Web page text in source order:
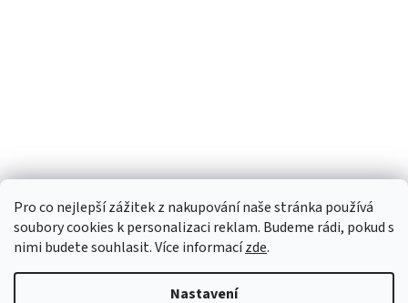
Pro co nejlepší zážitek z nakupování naše stránka používá
soubory cookies k personalizaci reklam. Budeme rádi, pokud s
nimi budete souhlasit. Více informacízde.
Nastavení